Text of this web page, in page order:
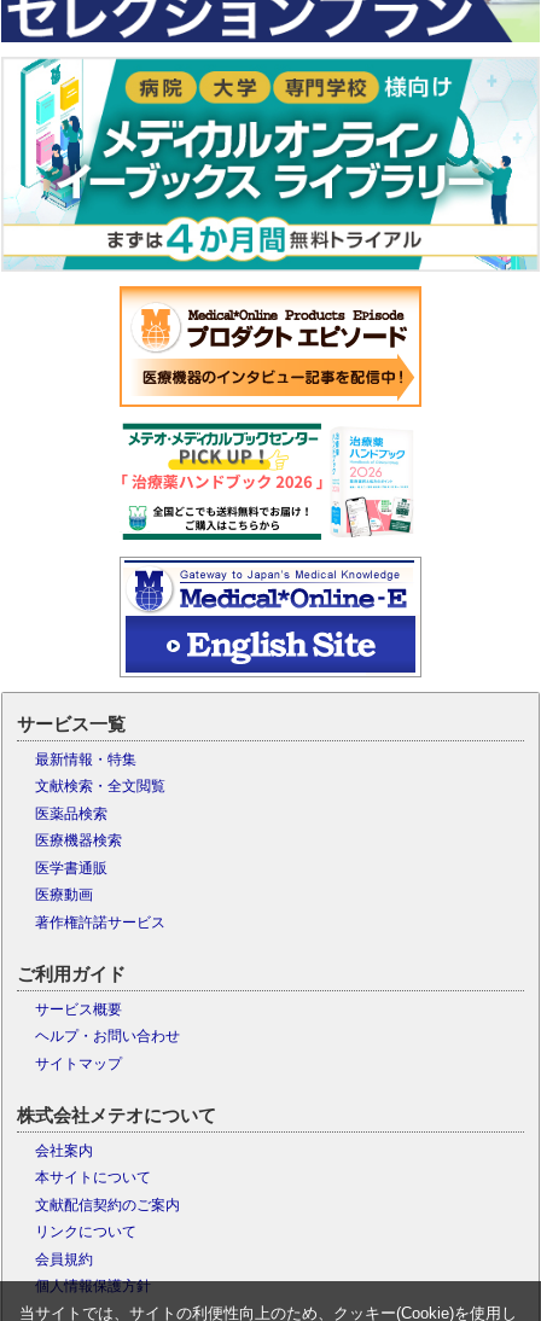
サービス一覧
最新情報・特集
文献検索・全文閲覧
医薬品検索
医療機器検索
医学書通販
医療動画
著作権許諾サービス
ご利用ガイド
サービス概要
ヘルプ・お問い合わせ
サイトマップ
株式会社メテオについて
会社案内
本サイトについて
文献配信契約のご案内
リンクについて
会員規約
個人情報保護方針
当サイトでは、サイトの利便性向上のため、クッキー(Cookie)を使用し